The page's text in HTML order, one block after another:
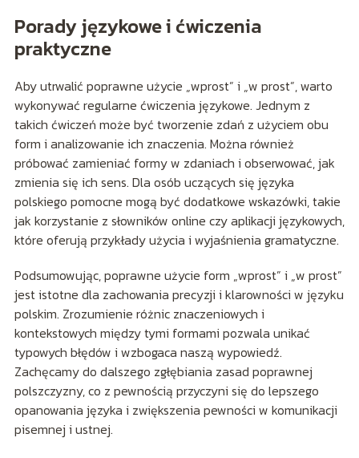
Porady językowe i ćwiczenia
praktyczne
Aby utrwalić poprawne użycie „wprost” i „w prost”, warto
wykonywać regularne ćwiczenia językowe. Jednym z
takich ćwiczeń może być tworzenie zdań z użyciem obu
form i analizowanie ich znaczenia. Można również
próbować zamieniać formy w zdaniach i obserwować, jak
zmienia się ich sens. Dla osób uczących się języka
polskiego pomocne mogą być dodatkowe wskazówki, takie
jak korzystanie z słowników online czy aplikacji językowych,
które oferują przykłady użycia i wyjaśnienia gramatyczne.
Podsumowując, poprawne użycie form „wprost” i „w prost”
jest istotne dla zachowania precyzji i klarowności w języku
polskim. Zrozumienie różnic znaczeniowych i
kontekstowych między tymi formami pozwala unikać
typowych błędów i wzbogaca naszą wypowiedź.
Zachęcamy do dalszego zgłębiania zasad poprawnej
polszczyzny, co z pewnością przyczyni się do lepszego
opanowania języka i zwiększenia pewności w komunikacji
pisemnej i ustnej.